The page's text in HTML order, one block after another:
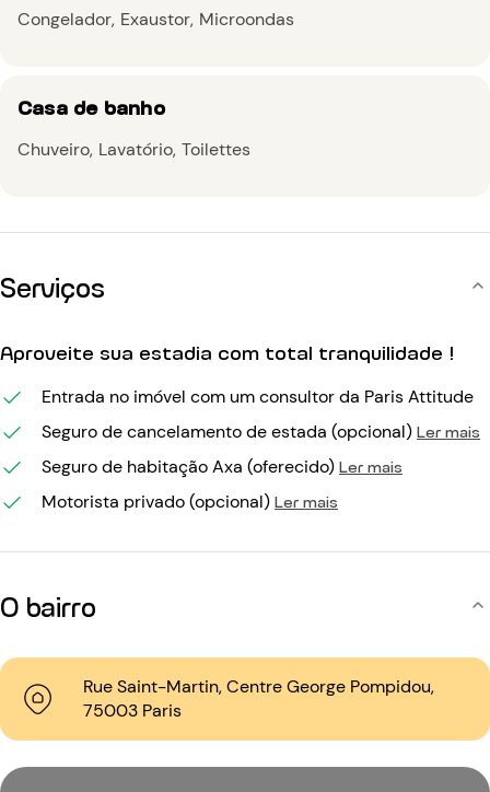
Congelador Exaustor Microondas
Casa de banho
Chuveiro Lavatório Toilettes
Serviços
Aproveite sua estadia com total tranquilidade !
Entrada no imóvel com um consultor da Paris Attitude
Seguro de cancelamento de estada (opcional) Ler mais
Seguro de habitação Axa (oferecido) Ler mais
Motorista privado (opcional) Ler mais
O bairro
Rue Saint-Martin, Centre George Pompidou,
75003 Paris